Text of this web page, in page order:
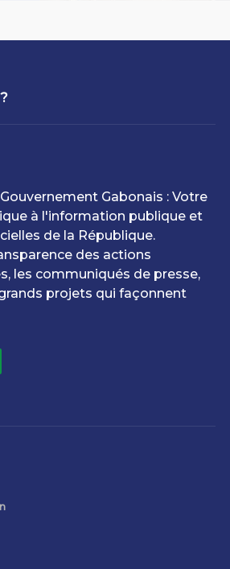
Gabonais : Votre
à l'information publique et
de la République.
des actions
les communiqués de presse,
projets qui façonnent